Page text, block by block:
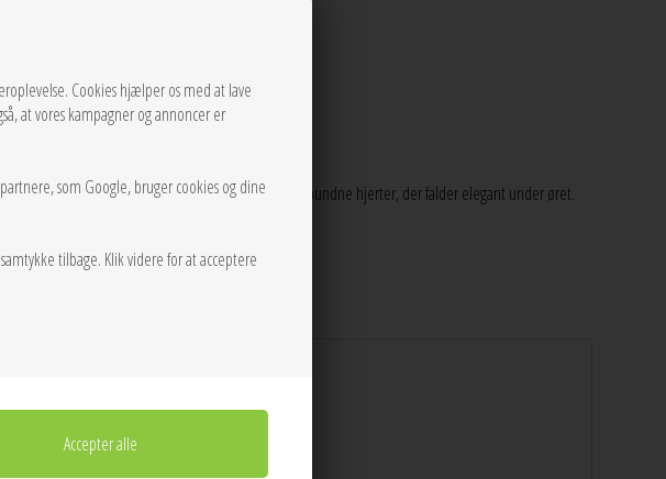
Cookies hjælper os med at lave
at vores kampagner og annoncer er
som Google, bruger cookies og dine
tilbage. Klik videre for at acceptere
er lige så smukke, som de lyder, med fire forbundne hjerter, der falder elegant under øret.
16 mm